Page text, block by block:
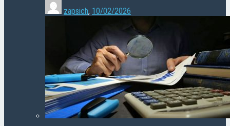
zapsich, 10/02/2026